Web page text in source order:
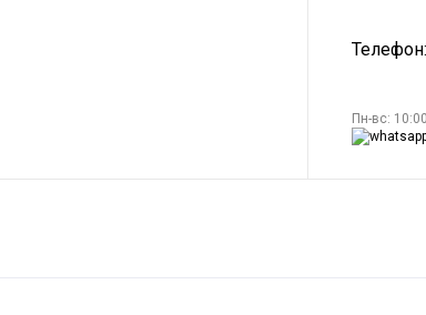
Телефон:
Пн-вс: